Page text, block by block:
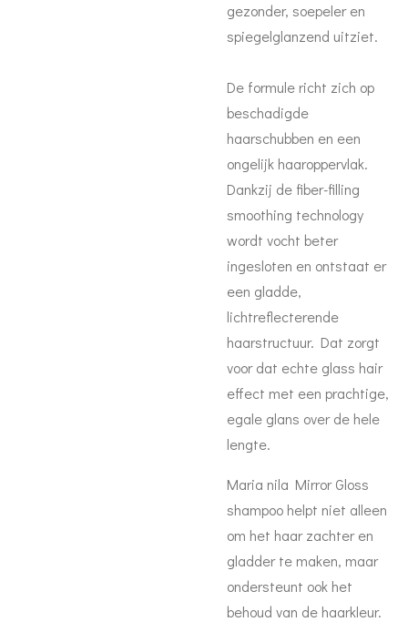
gezonder, soepeler en
spiegelglanzend uitziet.
De formule richt zich op
beschadigde
haarschubben en een
ongelijk haaroppervlak.
Dankzij de fiber-filling
smoothing technology
wordt vocht beter
ingesloten en ontstaat er
een gladde,
lichtreflecterende
haarstructuur. Dat zorgt
voor dat echte glass hair
effect met een prachtige,
egale glans over de hele
lengte.
Maria nila Mirror Gloss
shampoo helpt niet alleen
om het haar zachter en
gladder te maken, maar
ondersteunt ook het
behoud van de haarkleur.